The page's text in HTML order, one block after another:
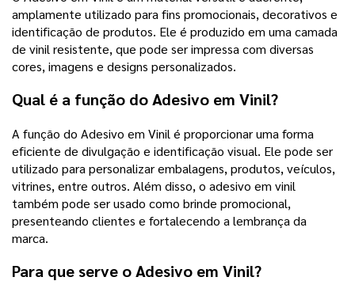
amplamente utilizado para fins promocionais, decorativos e
identificação de produtos. Ele é produzido em uma camada
de vinil resistente, que pode ser impressa com diversas
cores, imagens e designs personalizados.
Qual é a função do Adesivo em Vinil?
A função do Adesivo em Vinil é proporcionar uma forma
eficiente de divulgação e identificação visual. Ele pode ser
utilizado para personalizar embalagens, produtos, veículos,
vitrines, entre outros. Além disso, o adesivo em vinil
também pode ser usado como brinde promocional,
presenteando clientes e fortalecendo a lembrança da
marca.
Para que serve o Adesivo em Vinil?